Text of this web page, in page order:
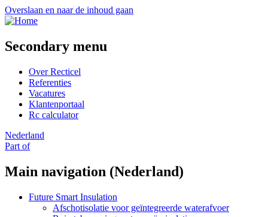
Overslaan en naar de inhoud gaan
Secondary menu
Over Recticel
Referenties
Vacatures
Klantenportaal
Rc calculator
Nederland
Part of
Main navigation (Nederland)
Future Smart Insulation
Afschotisolatie voor geïntegreerde waterafvoer